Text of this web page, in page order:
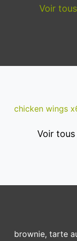
Voir
chicken wings
Voir
brownie, tarte